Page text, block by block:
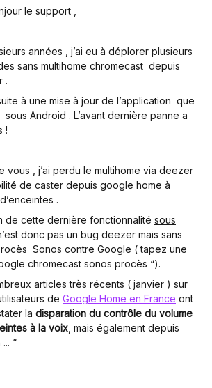
le support ,
années , j’ai eu à déplorer plusieurs
sans multihome chromecast depuis
.
à une mise à jour de l’application que
Android . L’avant dernière panne a
!
vous , j’ai perdu le multihome via deezer
de caster depuis google home à
.
de cette dernière fonctionnalité sous
donc pas un bug deezer mais sans
Sonos contre Google ( tapez une
chromecast sonos procès “).
articles très récents ( janvier ) sur
de Google Home en France ont
la disparation du contrôle du volume
à la voix , mais également depuis
“